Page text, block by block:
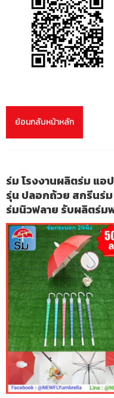
ย้อนกลับหน้าหลัก
ร่ม โรงงานผลิตร่ม แอ
รุ่น ปลอกถ้วย สกรีนร่ม
ร่มนิวฟลาย รับผลิตร่ม